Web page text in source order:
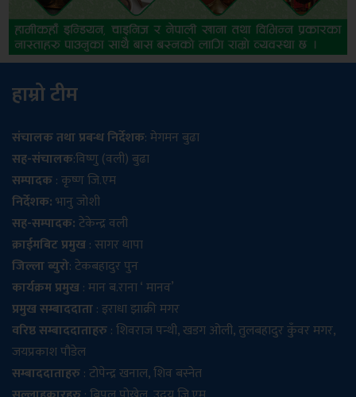
हाम्रो टीम
संचालक तथा प्रबन्ध निर्देशक: मेगमन बुढा
सह-संचालक:विष्णु (वली) बुढा
सम्पादक: कृष्ण जि.एम
निर्देशक:भानु जोशी
सह-सम्पादक:टेकेन्द्र वली
क्राईमबिट प्रमुख: सागर थापा
जिल्ला ब्युरो: टेकबहादुर पुन
कार्यक्रम प्रमुख: मान ब.राना ‘ मानव’
प्रमुख सम्बाददाता: इराधा झाक्री मगर
वरिष्ठ सम्बाददाताहरु: शिवराज पन्थी, खडग ओली, तुलबहादुर कुँवर मगर,
जयप्रकाश पौडेल
सम्बाददाताहरु: टोपेन्द्र खनाल, शिव बस्नेत